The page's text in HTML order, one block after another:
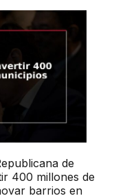
de
400 millones de
barrios en